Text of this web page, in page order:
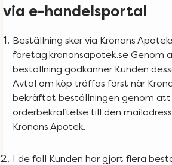
via e-handelsportal
Beställning sker via Kronans
foretag.kronansapotek.se Genom
beställning godkänner Kunden
Avtal om köp träffas först när
bekräftat beställningen genom att
orderbekräftelse till den
Kronans Apotek.
I de fall Kunden har gjort flera